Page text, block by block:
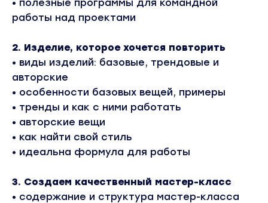
• полезные программы для командной
работы над проектами
2. Изделие, которое хочется повторить
• виды изделий: базовые, трендовые и
авторские
• особенности базовых вещей, примеры
• тренды и как с ними работать
• авторские вещи
• как найти свой стиль
• идеальна формула для работы
3. Создаем качественный мастер-класс
• содержание и структура мастер-класса